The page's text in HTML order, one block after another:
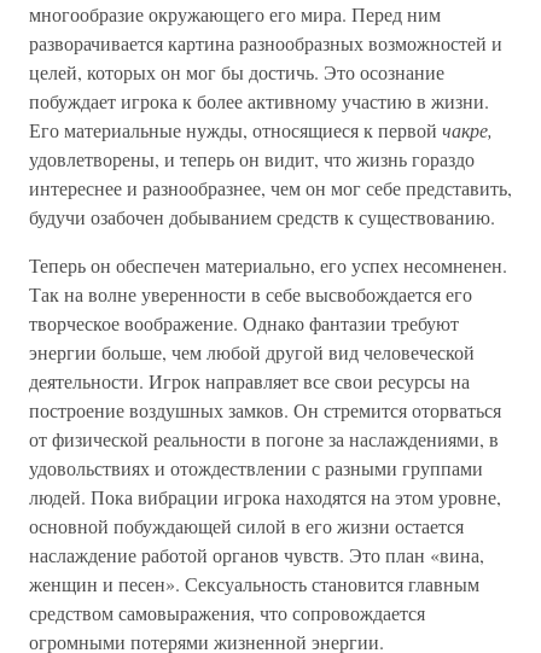
многообразие окружающего его мира. Перед ним
разворачивается картина разнообразных возможностей и
целей, которых он мог бы достичь. Это осознание
побуждает игрока к более активному участию в жизни.
Его материальные нужды, относящиеся к первой чакре,
удовлетворены, и теперь он видит, что жизнь гораздо
интереснее и разнообразнее, чем он мог себе представить,
будучи озабочен добыванием средств к существованию.
Теперь он обеспечен материально, его успех несомненен.
Так на волне уверенности в себе высвобождается его
творческое воображение. Однако фантазии требуют
энергии больше, чем любой другой вид человеческой
деятельности. Игрок направляет все свои ресурсы на
построение воздушных замков. Он стремится оторваться
от физической реальности в погоне за наслаждениями, в
удовольствиях и отождествлении с разными группами
людей. Пока вибрации игрока находятся на этом уровне,
основной побуждающей силой в его жизни остается
наслаждение работой органов чувств. Это план «вина,
женщин и песен». Сексуальность становится главным
средством самовыражения, что сопровождается
огромными потерями жизненной энергии.